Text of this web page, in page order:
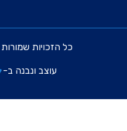
כל הזכויות שמורות
עוצב ונבנה ב-